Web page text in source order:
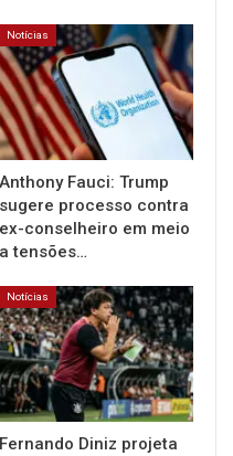
Notícias
Anthony Fauci: Trump
sugere processo contra
ex-conselheiro em meio
a tensões…
Notícias
Fernando Diniz projeta